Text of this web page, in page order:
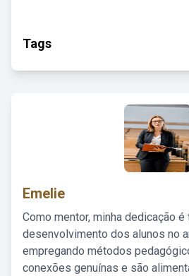
Tags
Emelie
Como mentor, minha dedicação é
desenvolvimento dos alunos no
empregando métodos
conexões genuínas e são